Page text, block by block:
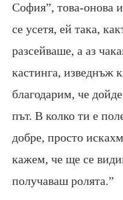
София”, това-онова
се усетя, ей така,
разсейваше, а аз
кастинга, изведнъж
благодарим, че
път. В колко ти е
добре, просто
кажем, че ще се
получаваш ролята.”